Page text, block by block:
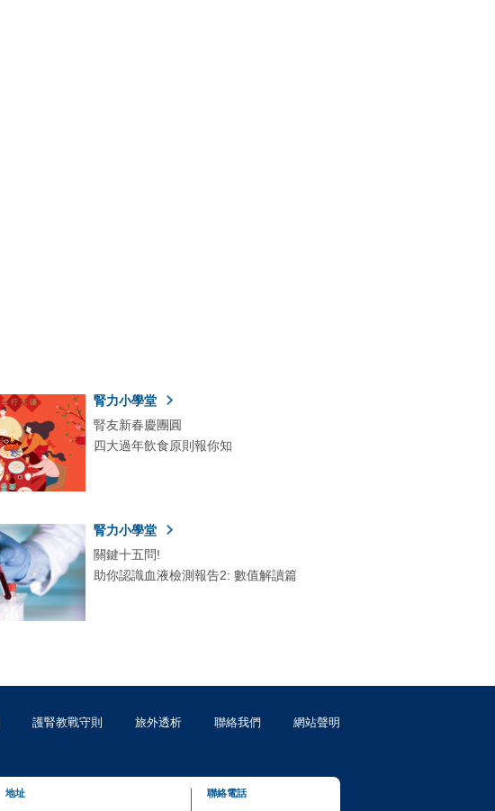
腎力小學堂
腎友新春慶團圓
四大過年飲食原則報你知
腎力小學堂
關鍵十五問!
助你認識血液檢測報告2: 數值解讀篇
護腎教戰守則 旅外透析 聯絡我們 網站聲明
地址 聯絡電話